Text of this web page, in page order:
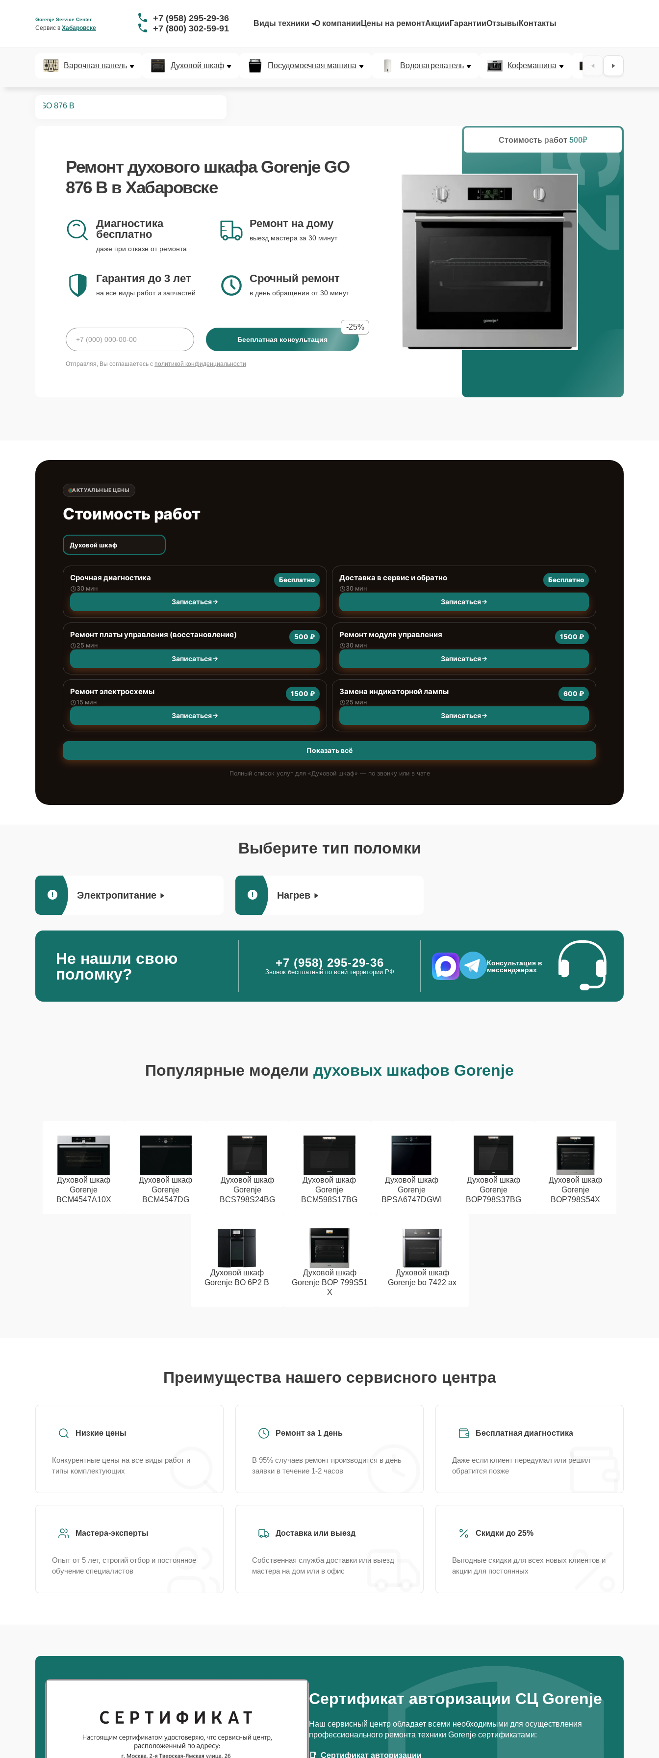
Gorenje Service Center
Сервис в Хабаровске
+7 (958) 295-29-36
+7 (800) 302-59-91
Виды техники О компании Цены на ремонтАкции ГарантииОтзывы Контакты
Варочная панель Духовой шкаф Посудомоечная машина Водонагреватель Кофемашина
GO 876 B
Ремонтдухового шкафа Gorenje GO
876 Bв Хабаровске
Диагностика
бесплатно
даже при отказе от ремонта
Ремонт на дому
выезд мастера за 30 минут
Гарантия до 3 лет
на все виды работ и запчастей
Срочный ремонт
в день обращения от 30 минут
Бесплатная консультация
-25%
Отправляя, Вы соглашаетесь с политикой конфиденциальности
Стоимость работ 500₽
25%
АКТУАЛЬНЫЕ ЦЕНЫ
Стоимость работ
Духовой шкаф
Срочная диагностика
30 мин
Бесплатно
Записаться
Доставка в сервис и обратно
30 мин
Бесплатно
Записаться
Ремонт платы управления (восстановление)
25 мин
500 ₽
Записаться
Ремонт модуля управления
30 мин
1500 ₽
Записаться
Ремонт электросхемы
15 мин
1500 ₽
Записаться
Замена индикаторной лампы
25 мин
600 ₽
Записаться
Показать всё
Полный список услуг для «Духовой шкаф» — по звонку или в чате
Выберите тип поломки
Электропитание Нагрев
Не нашли свою
поломку?
+7 (958) 295-29-36
Звонок бесплатный по всей территории РФ
Консультация в
мессенджерах
Популярные модели духовых шкафов Gorenje
Духовой шкаф
Gorenje
BCM4547A10X
Духовой шкаф
Gorenje
BCM4547DG
Духовой шкаф
Gorenje
BCS798S24BG
Духовой шкаф
Gorenje
BCM598S17BG
Духовой шкаф
Gorenje
BPSA6747DGWI
Духовой шкаф
Gorenje
BOP798S37BG
Духовой шкаф
Gorenje
BOP798S54X
Духовой шкаф
Gorenje BO 6P2 B
Духовой шкаф
Gorenje BOP 799S51
X
Духовой шкаф
Gorenje bo 7422 ax
Преимущества нашего сервисного центра
Низкие цены
Конкурентные цены на все виды работ и
типы комплектующих
Ремонт за 1 день
В 95% случаев ремонт производится в день
заявки в течение 1-2 часов
Бесплатная диагностика
Даже если клиент передумал или решил
обратится позже
Мастера-эксперты
Опыт от 5 лет, строгий отбор и постоянное
обучение специалистов
Доставка или выезд
Собственная служба доставки или выезд
мастера на дом или в офис
Скидки до 25%
Выгодные скидки для всех новых клиентов и
акции для постоянных
Сертификат авторизации СЦ Gorenje
Наш сервисный центр обладает всеми необходимыми для осуществления
профессионального ремонта техники Gorenje сертификатами:
Сертификат авторизации